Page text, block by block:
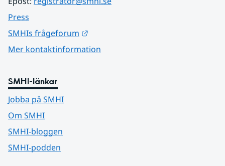
Press
SMHIs frågeforum
Mer kontaktinformation
SMHI-länkar
Jobba på SMHI
Om SMHI
SMHI-bloggen
SMHI-podden